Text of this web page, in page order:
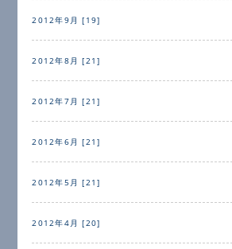
2012年9月 [19]
2012年8月 [21]
2012年7月 [21]
2012年6月 [21]
2012年5月 [21]
2012年4月 [20]